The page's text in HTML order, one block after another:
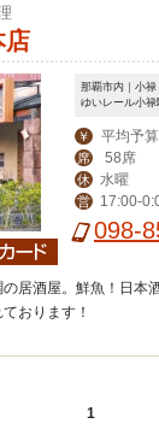
店
那覇市内｜小禄
ゆいレール小
￥ 平均予
席 58席
休 水曜
営 17:00-
098-
居酒屋。鮮魚！日本
おります！
1